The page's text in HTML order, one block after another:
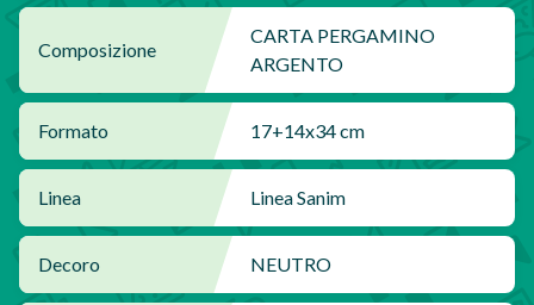
Composizione
CARTA PERGAMINO
ARGENTO
Formato 17+14x34 cm
Linea Linea Sanim
Decoro NEUTRO